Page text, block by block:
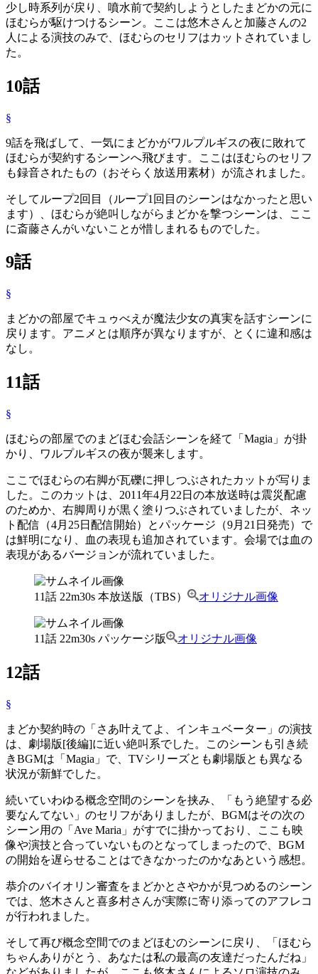
少し時系列が戻り、噴水前で契約しようとしたまどかの元に
ほむらが駆けつけるシーン。ここは悠木さんと加藤さんの2
人による演技のみで、ほむらのセリフはカットされていまし
た。
10話
§
9話を飛ばして、一気にまどかがワルプルギスの夜に敗れて
ほむらが契約するシーンへ飛びます。ここはほむらのセリフ
も録音されたもの（おそらく放送用素材）が流されました。
そしてループ2回目（ループ1回目のシーンはなかったと思い
ます）、ほむらが絶叫しながらまどかを撃つシーンは、ここ
に斎藤さんがいないことが惜しまれるものでした。
9話
§
まどかの部屋でキュゥべえが魔法少女の真実を話すシーンに
戻ります。アニメとは順序が異なりますが、とくに違和感は
なし。
11話
§
ほむらの部屋でのまどほむ会話シーンを経て「Magia」が掛
かり、ワルプルギスの夜が襲来します。
ここでほむらの右脚が瓦礫に押しつぶされたカットが写りま
した。このカットは、2011年4月22日の本放送時は震災配慮
のためか、右脚周りが黒く塗りつぶされていましたが、ネッ
ト配信（4月25日配信開始）とパッケージ（9月21日発売）で
は鮮明になり、血の表現も追加されています。会場では血の
表現があるバージョンが流れていました。
11話 22m30s 本放送版（TBS） オリジナル画像
11話 22m30s パッケージ版 オリジナル画像
12話
§
まどか契約時の「さあ叶えてよ、インキュベーター」の演技
は、劇場版[後編]に近い絶叫系でした。このシーンも引き続
きBGMは「Magia」で、TVシリーズとも劇場版とも異なる
状況が新鮮でした。
続いていわゆる概念空間のシーンを挟み、「もう絶望する必
要なんてない」のセリフがありましたが、BGMはその次の
シーン用の「Ave Maria」がすでに掛かっており、ここも映
像や演技と合っていないものとなってしまったので、BGM
の開始を遅らせることはできなかったのかなあという感想。
恭介のバイオリン審査をまどかとさやかが見つめるのシーン
では、悠木さんと喜多村さんが実際に寄り添ってのアフレコ
が行われました。
そして再び概念空間でのまどほむのシーンに戻り、「ほむら
ちゃんありがとう、あなたは私の最高の友達だったんだね」